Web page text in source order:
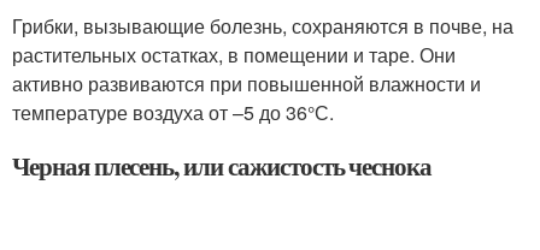
Грибки, вызывающие болезнь, сохраняются в почве, на
растительных остатках, в помещении и таре. Они
активно развиваются при повышенной влажности и
температуре воздуха от –5 до 36°С.
Черная плесень, или сажистость чеснока